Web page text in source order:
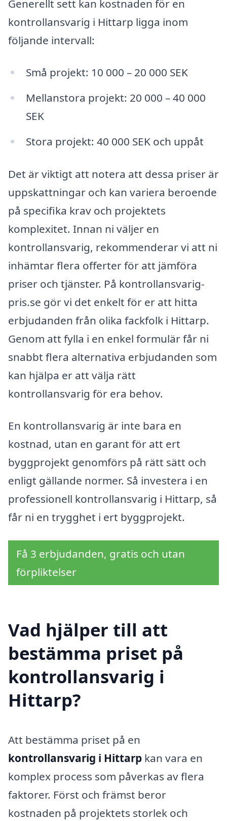
Generellt sett kan kostnaden för en
kontrollansvarig i Hittarp ligga inom
följande intervall:
Små projekt: 10 000 – 20 000 SEK
Mellanstora projekt: 20 000 – 40 000
SEK
Stora projekt: 40 000 SEK och uppåt
Det är viktigt att notera att dessa priser är
uppskattningar och kan variera beroende
på specifika krav och projektets
komplexitet. Innan ni väljer en
kontrollansvarig, rekommenderar vi att ni
inhämtar flera offerter för att jämföra
priser och tjänster. På kontrollansvarig-
pris.se gör vi det enkelt för er att hitta
erbjudanden från olika fackfolk i Hittarp.
Genom att fylla i en enkel formulär får ni
snabbt flera alternativa erbjudanden som
kan hjälpa er att välja rätt
kontrollansvarig för era behov.
En kontrollansvarig är inte bara en
kostnad, utan en garant för att ert
byggprojekt genomförs på rätt sätt och
enligt gällande normer. Så investera i en
professionell kontrollansvarig i Hittarp, så
får ni en trygghet i ert byggprojekt.
Få 3 erbjudanden, gratis och utan
förpliktelser
Vad hjälper till att
bestämma priset på
kontrollansvarig i
Hittarp?
Att bestämma priset på en
kontrollansvarig i Hittarp kan vara en
komplex process som påverkas av flera
faktorer. Först och främst beror
kostnaden på projektets storlek och